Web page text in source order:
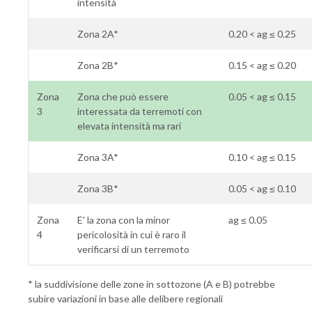
intensità
Zona 2A* 0.20 < ag ≤ 0.25
Zona 2B* 0.15 < ag ≤ 0.20
Zona
3
Zona che può essere
interessata da terremoti con
elevata intensità ma rari
0.05 < ag ≤ 0.15
Zona 3A* 0.10 < ag ≤ 0.15
Zona 3B* 0.05 < ag ≤ 0.10
Zona
4
E' la zona con la minor
pericolosità in cui è raro il
verificarsi di un terremoto
ag ≤ 0.05
* la suddivisione delle zone in sottozone (A e B) potrebbe
subire variazioni in base alle delibere regionali